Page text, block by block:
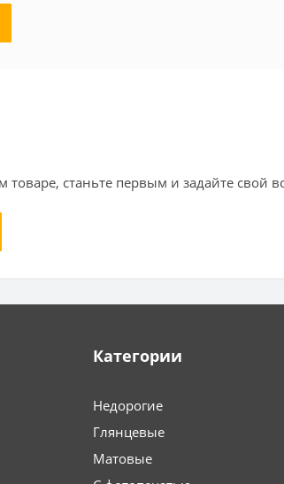
товаре, станьте первым и задайте свой
Категории
Недорогие
Глянцевые
Матовые